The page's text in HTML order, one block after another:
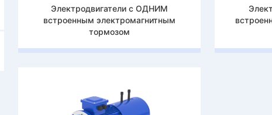
Электродвигатели с ОДНИМ
встроенным электромагнитным
тормозом